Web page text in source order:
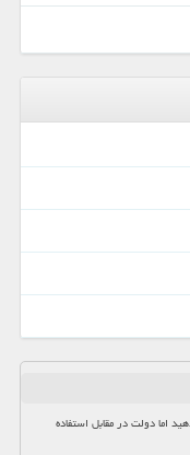
اما دولت در مقابل استفاده